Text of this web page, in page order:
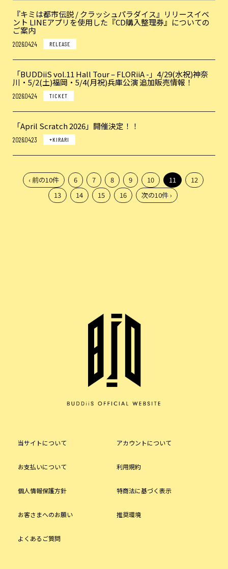
『キミは都市伝説 / クラッシュパラダイス』リリースイベ
ント LINEアプリを使用した『CD購入整理券』についての
ご案内
2026.04.24 RELEASE
「BUDDiiS vol.11 Hall Tour – FLORiiA -」4/29(水祝)神奈
川・5/2(土)福岡・5/4(月祝)兵庫公演 追加販売情報！
2026.04.24 TICKET
「April Scratch 2026」開催決定！！
2026.04.23 +KIRARI
‹ 前の10件 6 7 8 9 10 11
12
13
14 15 16 次の10件 ›
当サイトについて アカウントについて
お支払いについて 利用規約
個人情報保護方針 特商法に基づく表示
お客さまへのお願い 推奨環境
よくあるご質問